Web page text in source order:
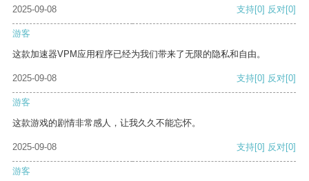
2025-09-08 支持[0] 反对[0]
游客
这款加速器VPM应用程序已经为我们带来了无限的隐私和自由。
2025-09-08 支持[0] 反对[0]
游客
这款游戏的剧情非常感人，让我久久不能忘怀。
2025-09-08 支持[0] 反对[0]
游客